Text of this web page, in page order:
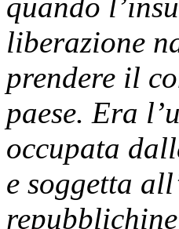
liberazione
prendere il
paese. Era
occupata
e soggetta